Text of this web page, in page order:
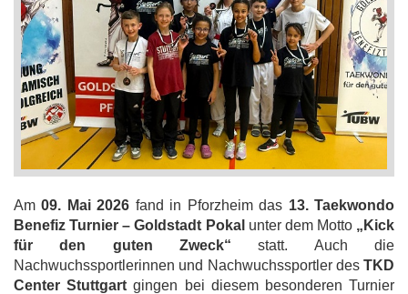
Am09. Mai 2026 fand in Pforzheim das 13. Taekwondo
Benefiz Turnier – Goldstadt Pokal unter dem Motto „Kick
für den guten Zweck“ statt. Auch die
Nachwuchssportlerinnen und Nachwuchssportler des TKD
Center Stuttgart gingen bei diesem besonderen Turnier